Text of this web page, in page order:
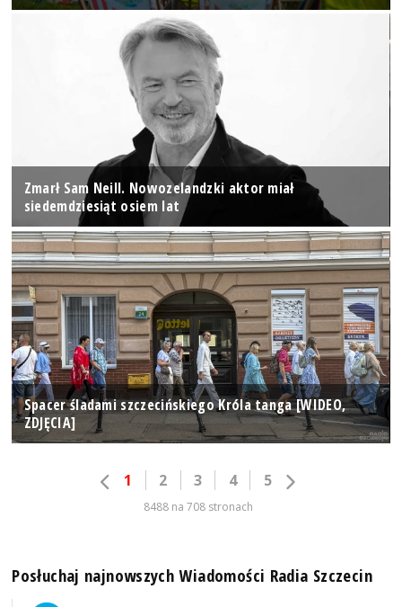
Zmarł Sam Neill. Nowozelandzki aktor miał
siedemdziesiąt osiem lat
Spacer śladami szczecińskiego Króla tanga [WIDEO,
ZDJĘCIA]
1 2 3 4 5
8488 na 708 stronach
Posłuchaj najnowszych Wiadomości Radia Szczecin